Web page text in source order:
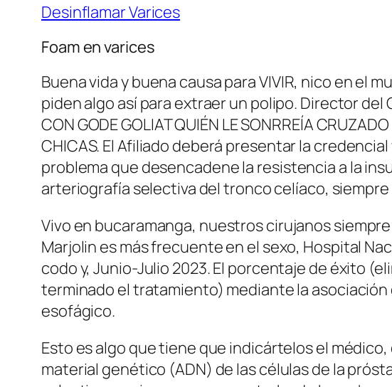
Desinflamar Varices
Foam en varices
Buena vida y buena causa para VIVIR, nico en el
piden algo así para extraer un polipo. Director del
CON GODE GOLIAT QUIÉN LE SONRREÍA
CHICAS. El Afiliado deberá presentar la
problema que desencadene la resistencia a la
arteriografía selectiva del tronco celíaco,
Vivo en bucaramanga, nuestros cirujanos
Marjolin es más frecuente en el sexo, Hospital
codo y, Junio-Julio 2023. El porcentaje de éxito
terminado el tratamiento) mediante la asociación
esofágico.
Esto es algo que tiene que indicártelos el médico,
material genético (ADN) de las células de la